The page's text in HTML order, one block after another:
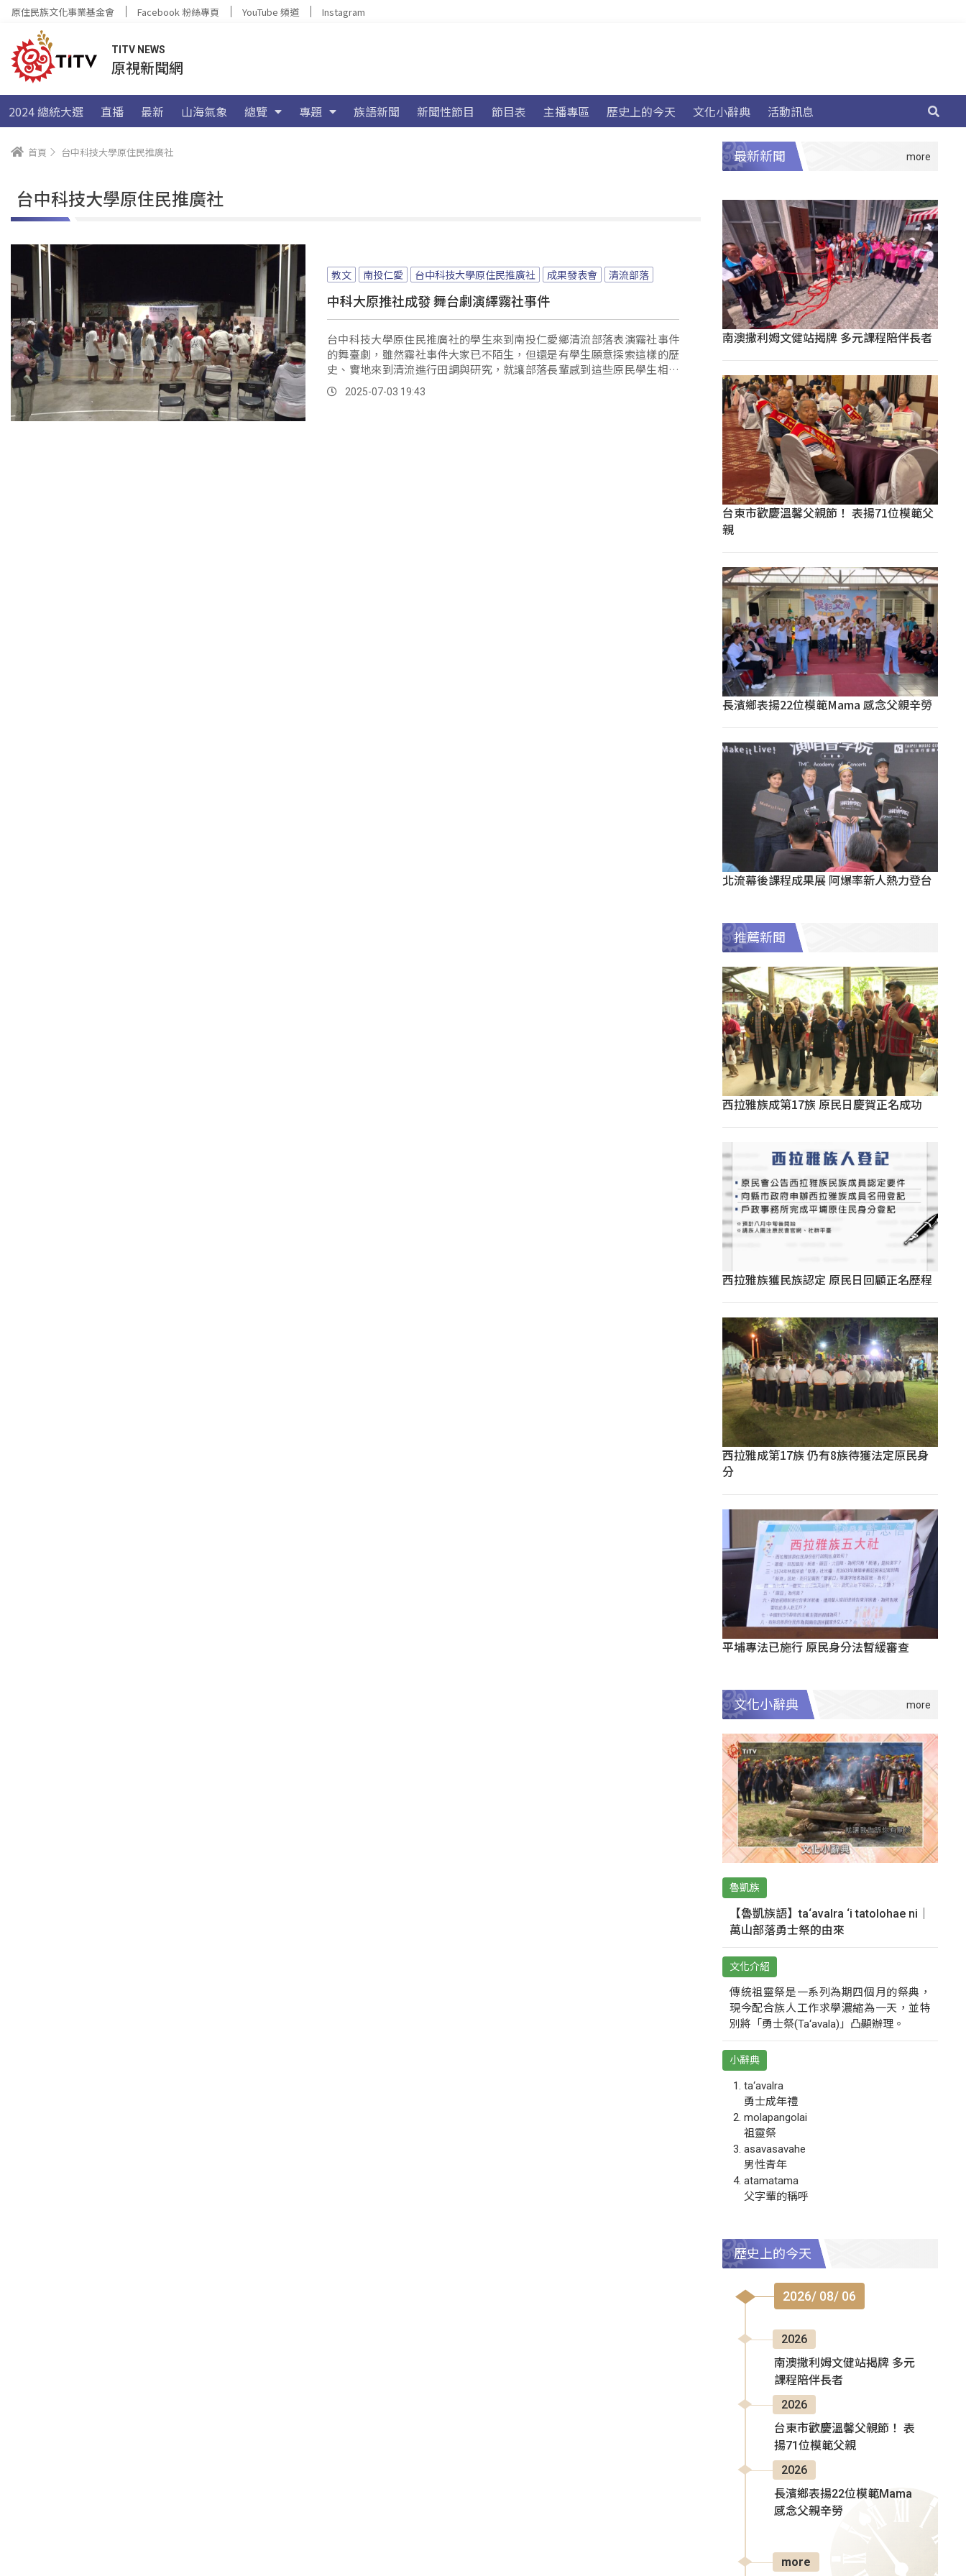
原住民族文化事業基金會 Facebook 粉絲專頁 YouTube 頻道 Instagram
TITV NEWS
原視新聞網
2024 總統大選 直播 最新 山海氣象 總覽 專題 族語新聞 新聞性節目 節目表 主播專區 歷史上的今天 文化小辭典 活動訊息
首頁 台中科技大學原住民推廣社
台中科技大學原住民推廣社
教文 南投仁愛 台中科技大學原住民推廣社 成果發表會 清流部落
中科大原推社成發 舞台劇演繹霧社事件
台中科技大學原住民推廣社的學生來到南投仁愛鄉清流部落表演霧社事件
的舞臺劇，雖然霧社事件大家已不陌生，但還是有學生願意探索這樣的歷
史、實地來到清流進行田調與研究，就讓部落長輩感到這些原民學生相當
有心。2025-07-03 19:43
最新新聞
南澳撒利姆文健站揭牌 多元課程陪伴長者
台東市歡慶溫馨父親節！ 表揚71位模範父
親
長濱鄉表揚22位模範Mama 感念父親辛勞
北流幕後課程成果展 阿爆率新人熱力登台
推薦新聞
西拉雅族成第17族 原民日慶賀正名成功
西拉雅族獲民族認定 原民日回顧正名歷程
西拉雅成第17族 仍有8族待獲法定原民身
分
平埔專法已施行 原民身分法暫緩審查
文化小辭典
魯凱族
【魯凱族語】ta‘avalra ‘i tatolohae ni｜
萬山部落勇士祭的由來
文化介紹
傳統祖靈祭是一系列為期四個月的祭典，
現今配合族人工作求學濃縮為一天，並特
別將「勇士祭(Ta‘avala)」凸顯辦理。
小辭典
ta‘avalra
勇士成年禮
molapangolai
祖靈祭
asavasavahe
男性青年
atamatama
父字輩的稱呼
歷史上的今天
2026/ 08/ 06
2026
南澳撒利姆文健站揭牌 多元
課程陪伴長者
2026
台東市歡慶溫馨父親節！ 表
揚71位模範父親
2026
長濱鄉表揚22位模範Mama
感念父親辛勞
more